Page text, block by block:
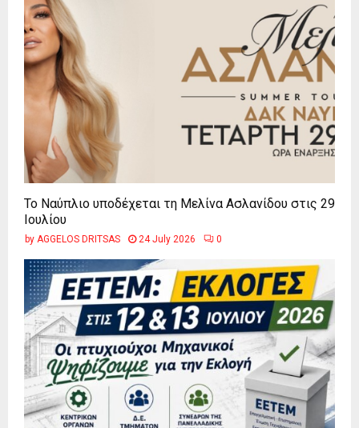
Το Ναύπλιο υποδέχεται τη Μελίνα Ασλανίδου στις 29
Ιουλίου
by AGGELOS DRITSAS 24 July 2026 0